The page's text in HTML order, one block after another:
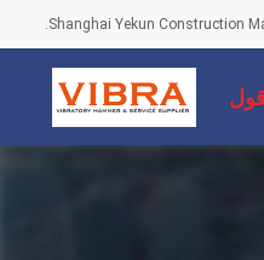
Shanghai Yekun Construction